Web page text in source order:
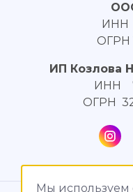
Мы используем
ИНН
ОГРН
ИП Козлова
ИНН
ОГРН